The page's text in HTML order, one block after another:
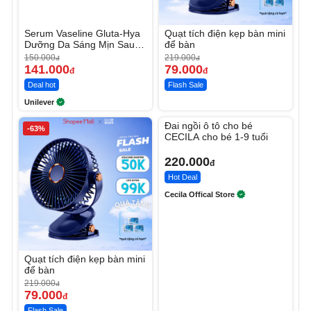
Serum Vaseline Gluta-Hya
Dưỡng Da Sáng Mịn Sau 7
Ngày
150.000đ
141.000đ
Deal hot
Unilever
Quạt tích điện kẹp bàn mini
để bàn
219.000đ
79.000đ
Flash Sale
-63%
Quạt tích điện kẹp bàn mini
để bàn
219.000đ
79.000đ
Đai ngồi ô tô cho bé
CECILA cho bé 1-9 tuổi
220.000đ
Hot Deal
Cecila Offical Store